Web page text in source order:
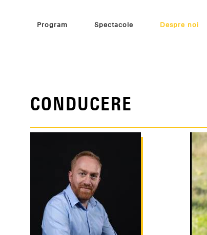
Program Spectacole Despre noi
CONDUCERE